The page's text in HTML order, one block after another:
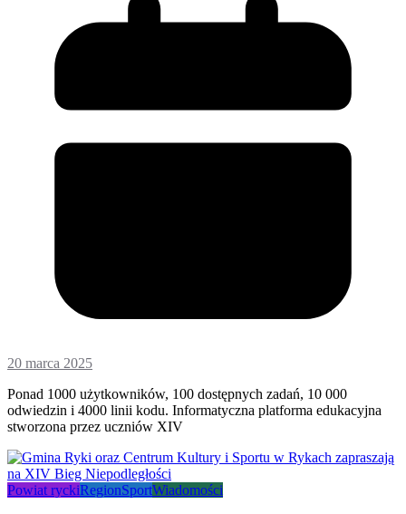
20 marca 2025
Ponad 1000 użytkowników, 100 dostępnych zadań, 10 000
odwiedzin i 4000 linii kodu. Informatyczna platforma edukacyjna
stworzona przez uczniów XIV
Powiat ryckiRegionSportWiadomości